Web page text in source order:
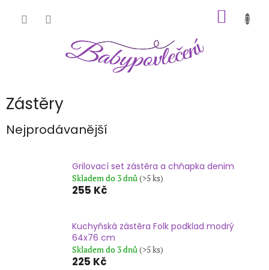
Zástěry
Nejprodávanější
Grilovací set zástěra a chňapka denim
Skladem do 3 dnů(>5 ks)
255 Kč
Kuchyňská zástěra Folk podklad modrý
64x76 cm
Skladem do 3 dnů(>5 ks)
225 Kč